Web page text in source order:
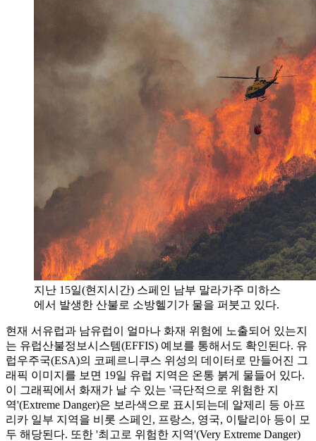
지난 15일(현지시간) 스페인 남부 말라가주 미하스
에서 발생한 산불로 소방헬기가 물을 퍼붓고 있다.
현재 서유럽과 남유럽이 얼마나 화재 위험에 노출되어 있는지
는 유럽산불정보시스템(EFFIS) 예보를 통해서도 확인된다. 유
럽우주국(ESA)의 코페르니쿠스 위성의 데이터로 만들어진 그
래픽 이미지를 보면 19일 유럽 지역은 온통 붉게 물들어 있다.
이 그래픽에서 화재가 날 수 있는 '극단적으로 위험한 지
역'(Extreme Danger)은 보라색으로 표시되는데 알제리 등 아프
리카 일부 지역을 비롯 스페인, 프랑스, 영국, 이탈리아 등이 모
두 해당된다. 또한 '최고로 위험한 지역'(Very Extreme Danger)